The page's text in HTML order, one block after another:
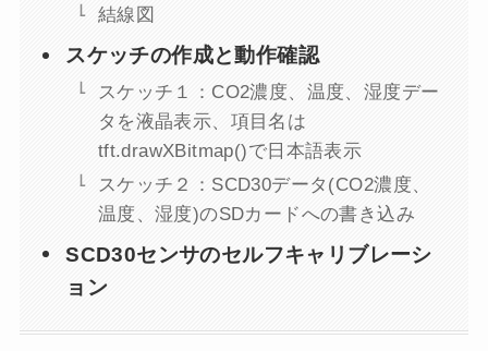
結線図
スケッチの作成と動作確認
スケッチ１：CO2濃度、温度、湿度デー
タを液晶表示、項目名は
tft.drawXBitmap()で日本語表示
スケッチ２：SCD30データ(CO2濃度、
温度、湿度)のSDカードへの書き込み
SCD30センサのセルフキャリブレーシ
ョン